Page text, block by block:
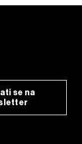
se na